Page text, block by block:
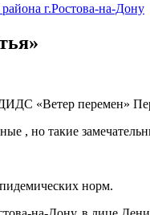
г.Ростова-на-Дону
«Ветер перемен»
, но такие
норм.